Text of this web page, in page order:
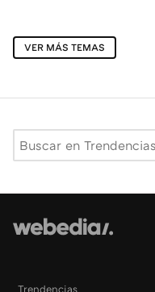
VER MÁS TEMAS
Trendencias